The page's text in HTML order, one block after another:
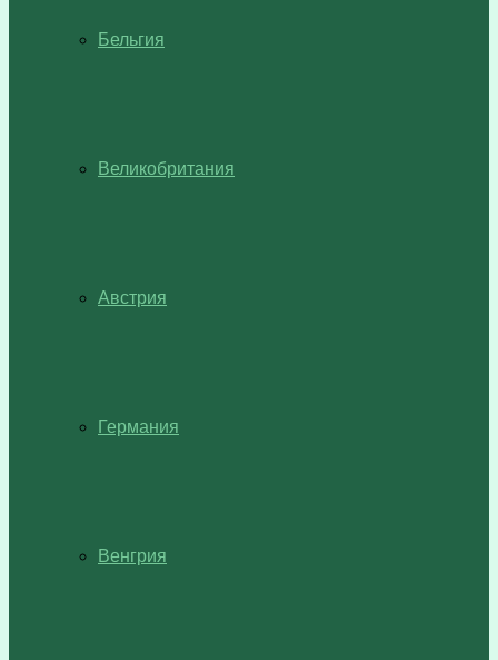
Бельгия
Великобритания
Австрия
Германия
Венгрия